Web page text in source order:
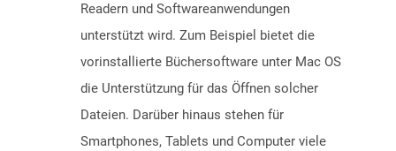
Readern und Softwareanwendungen
unterstützt wird. Zum Beispiel bietet die
vorinstallierte Büchersoftware unter Mac OS
die Unterstützung für das Öffnen solcher
Dateien. Darüber hinaus stehen für
Smartphones, Tablets und Computer viele